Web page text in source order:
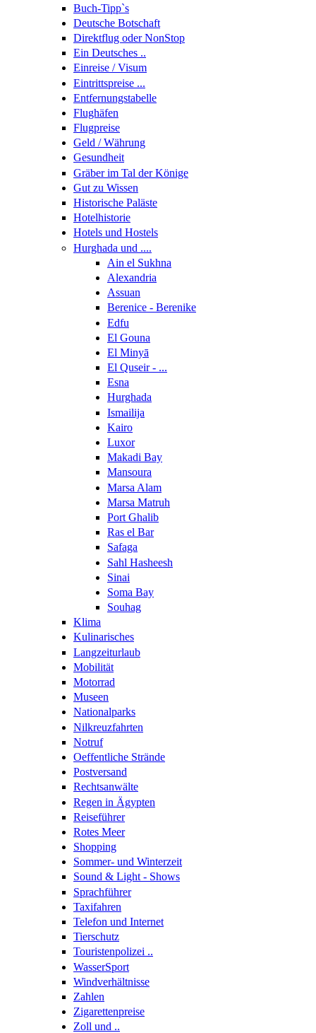
Buch-Tipp`s
Deutsche Botschaft
Direktflug oder NonStop
Ein Deutsches ..
Einreise / Visum
Eintrittspreise ...
Entfernungstabelle
Flughäfen
Flugpreise
Geld / Währung
Gesundheit
Gräber im Tal der Könige
Gut zu Wissen
Historische Paläste
Hotelhistorie
Hotels und Hostels
Hurghada und ....
Ain el Sukhna
Alexandria
Assuan
Berenice - Berenike
Edfu
El Gouna
El Minyā
El Quseir - ...
Esna
Hurghada
Ismailija
Kairo
Luxor
Makadi Bay
Mansoura
Marsa Alam
Marsa Matruh
Port Ghalib
Ras el Bar
Safaga
Sahl Hasheesh
Sinai
Soma Bay
Souhag
Klima
Kulinarisches
Langzeiturlaub
Mobilität
Motorrad
Museen
Nationalparks
Nilkreuzfahrten
Notruf
Oeffentliche Strände
Postversand
Rechtsanwälte
Regen in Ägypten
Reiseführer
Rotes Meer
Shopping
Sommer- und Winterzeit
Sound & Light - Shows
Sprachführer
Taxifahren
Telefon und Internet
Tierschutz
Touristenpolizei ..
WasserSport
Windverhältnisse
Zahlen
Zigarettenpreise
Zoll und ..